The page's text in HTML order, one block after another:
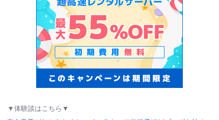
▼体験談はこちら▼